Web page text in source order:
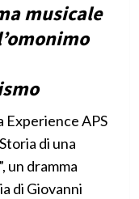
musicale
Experience APS
di una
un dramma
di Giovanni